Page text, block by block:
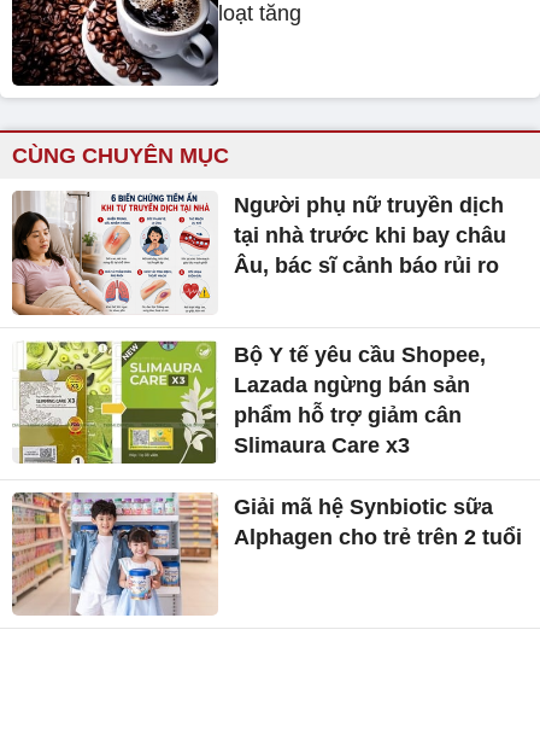
loạt tăng
CÙNG CHUYÊN MỤC
Người phụ nữ truyền dịch
tại nhà trước khi bay châu
Âu, bác sĩ cảnh báo rủi ro
Bộ Y tế yêu cầu Shopee,
Lazada ngừng bán sản
phẩm hỗ trợ giảm cân
Slimaura Care x3
Giải mã hệ Synbiotic sữa
Alphagen cho trẻ trên 2 tuổi